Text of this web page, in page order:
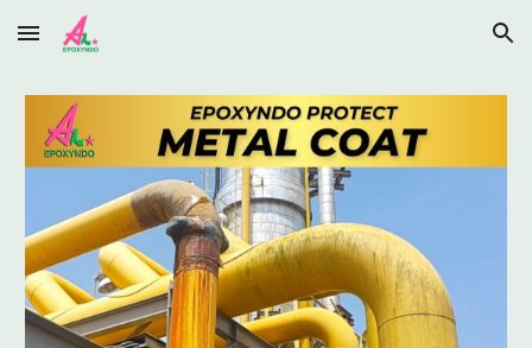
Skip to main content Skip to navigation